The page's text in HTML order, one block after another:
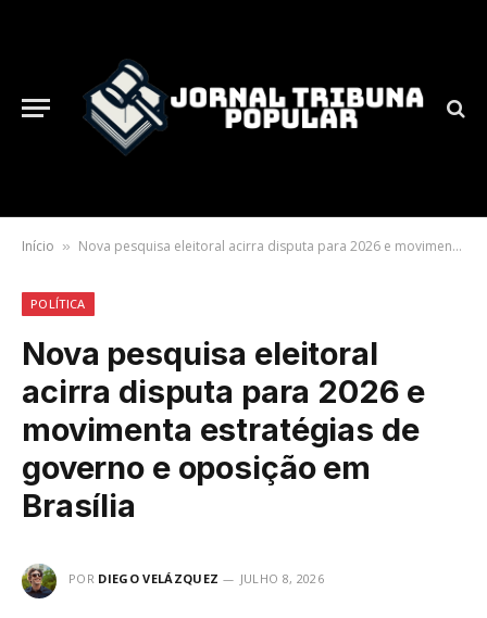
Início » Nova pesquisa eleitoral acirra disputa para 2026 e movimenta estratégias de governo e oposição em Brasília
POLÍTICA
Nova pesquisa eleitoral
acirra disputa para 2026 e
movimenta estratégias de
governo e oposição em
Brasília
POR DIEGO VELÁZQUEZ JULHO 8, 2026